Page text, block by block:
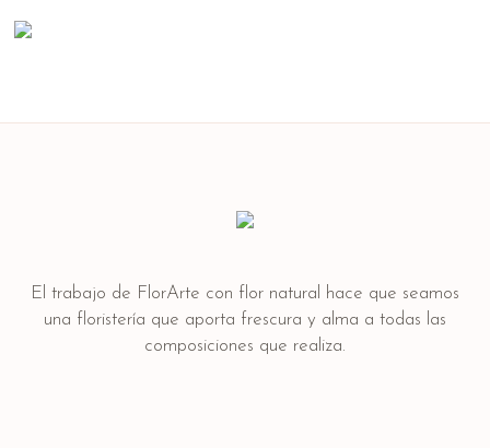
El trabajo de FlorArte con flor natural hace que seamos
una floristería que aporta frescura y alma a todas las
composiciones que realiza.